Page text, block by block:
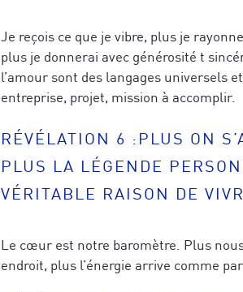
Je reçois ce que je vibre, plus je
plus je donnerai avec générosité t
l’amour sont des langages universels
entreprise, projet, mission à accomplir.
RÉVÉLATION 6 :PLUS ON
PLUS LA LÉGENDE
VÉRITABLE RAISON DE
Le cœur est notre baromètre. Plus
endroit, plus l’énergie arrive comme